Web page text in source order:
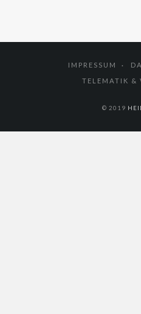
IMPRESSUM
TELEMATIK &
© 2019